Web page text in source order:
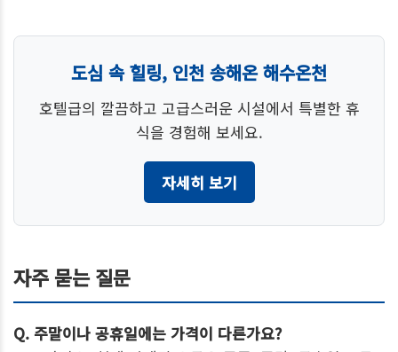
도심 속 힐링, 인천 송해온 해수온천
호텔급의 깔끔하고 고급스러운 시설에서 특별한 휴
식을 경험해 보세요.
자세히 보기
자주 묻는 질문
Q. 주말이나 공휴일에는 가격이 다른가요?